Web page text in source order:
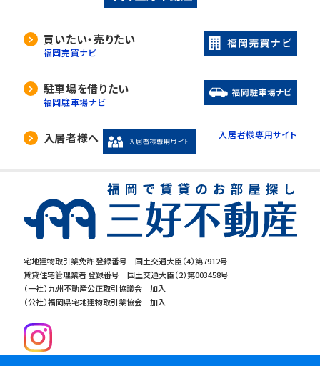
宅地建物取引業免許 登録番号 国土交通大臣（4）第7912号
賃貸住宅管理業者 登録番号 国土交通大臣（2）第003458号
（一社）九州不動産公正取引協議会 加入
（公社）福岡県宅地建物取引業協会 加入
買いたい・売りたい
福岡売買ナビ
駐車場を借りたい
福岡駐車場ナビ
入居者様へ 入居者様専用サイト